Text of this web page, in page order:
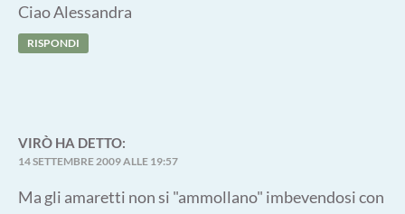
Ciao Alessandra
RISPONDI
VIRÒ HA DETTO:
14 SETTEMBRE 2009 ALLE 19:57
Ma gli amaretti non si "ammollano" imbevendosi con